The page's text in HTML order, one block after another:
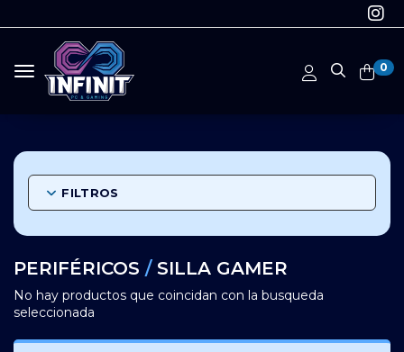
0
Toggle navigation
FILTROS
PERIFÉRICOS / SILLA GAMER
No hay productos que coincidan con la busqueda
seleccionada